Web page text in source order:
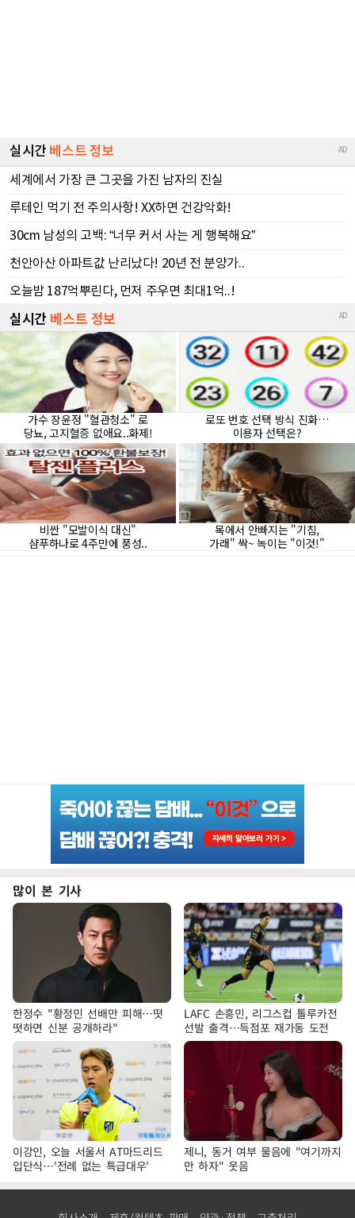
많이 본 기사
한정수 "황정민 선배만 피해…떳
떳하면 신분 공개하라"
LAFC 손흥민, 리그스컵 톨루카전
선발 출격…득점포 재가동 도전
이강인, 오늘 서울서 AT마드리드
입단식…'전례 없는 특급대우'
제니, 동거 여부 물음에 "여기까지
만 하자" 웃음